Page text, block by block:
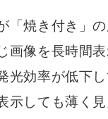
「焼き付き」
画像を長時間
光効率が低下
示しても薄く